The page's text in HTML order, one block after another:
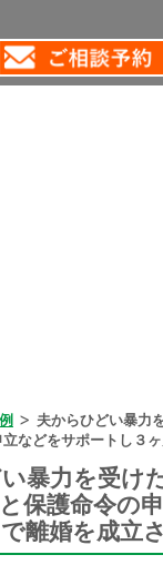
> 夫からひどい暴力
などをサポートし３
暴力を受け
保護命令の
離婚を成立